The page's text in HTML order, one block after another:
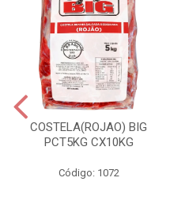
COSTELA(ROJAO) BIG
PCT5KG CX10KG
Código: 1072